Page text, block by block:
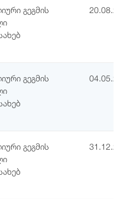
გეგმის
გეგმის
გეგმის